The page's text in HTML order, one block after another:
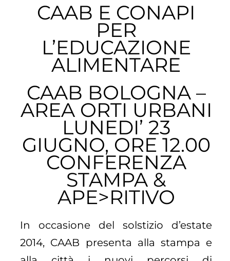
CAAB E CONAPI
PER
L’EDUCAZIONE
ALIMENTARE
CAAB BOLOGNA –
AREA ORTI URBANI
LUNEDI’ 23
GIUGNO, ORE 12.00
CONFERENZA
STAMPA &
APE>RITIVO
In occasione del solstizio d’estate
2014, CAAB presenta alla stampa e